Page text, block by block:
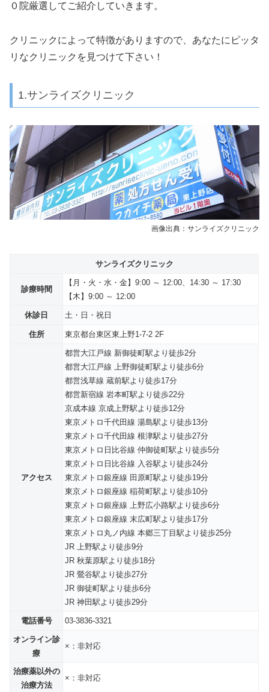
０院厳選してご紹介していきます。
クリニックによって特徴がありますので、あなたにピッタ
リなクリニックを見つけて下さい！
1.サンライズクリニック
画像出典：サンライズクリニック
サンライズクリニック
診療時間
【月・火・水・金】9:00 ～ 12:00、14:30 ～ 17:30
【木】9:00 ～ 12:00
休診日 土・日・祝日
住所 東京都台東区東上野1-7-2 2F
アクセス
都営大江戸線 新御徒町駅より徒歩2分
都営大江戸線 上野御徒町駅より徒歩6分
都営浅草線 蔵前駅より徒歩17分
都営新宿線 岩本町駅より徒歩22分
京成本線 京成上野駅より徒歩12分
東京メトロ千代田線 湯島駅より徒歩13分
東京メトロ千代田線 根津駅より徒歩27分
東京メトロ日比谷線 仲御徒町駅より徒歩5分
東京メトロ日比谷線 入谷駅より徒歩24分
東京メトロ銀座線 田原町駅より徒歩19分
東京メトロ銀座線 稲荷町駅より徒歩10分
東京メトロ銀座線 上野広小路駅より徒歩6分
東京メトロ銀座線 末広町駅より徒歩17分
東京メトロ丸ノ内線 本郷三丁目駅より徒歩25分
JR 上野駅より徒歩9分
JR 秋葉原駅より徒歩18分
JR 鶯谷駅より徒歩27分
JR 御徒町駅より徒歩6分
JR 神田駅より徒歩29分
電話番号 03-3836-3321
オンライン診
療
×：非対応
治療薬以外の
治療方法
×：非対応